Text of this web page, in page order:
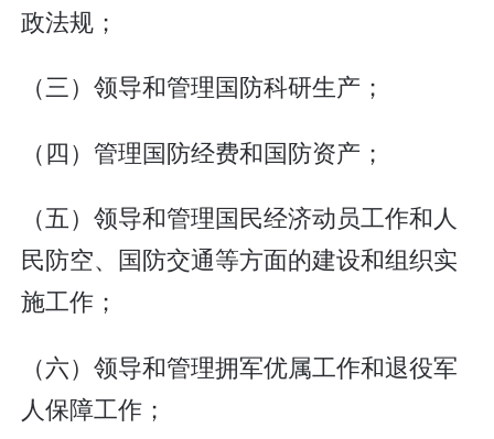
政法规；
（三）领导和管理国防科研生产；
（四）管理国防经费和国防资产；
（五）领导和管理国民经济动员工作和人
民防空、国防交通等方面的建设和组织实
施工作；
（六）领导和管理拥军优属工作和退役军
人保障工作；